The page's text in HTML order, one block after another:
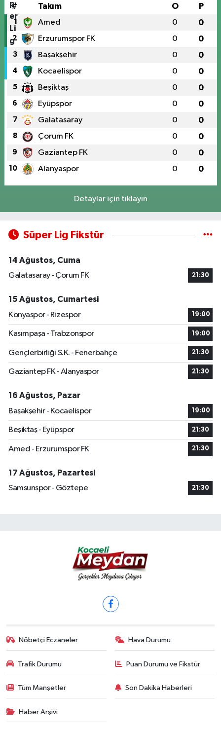
# Takım O P
1 Amed 0 0
2 Erzurumspor FK 0 0
3 Başakşehir 0 0
4 Kocaelispor 0 0
5 Beşiktaş 0 0
6 Eyüpspor 0 0
7 Galatasaray 0 0
8 Çorum FK 0 0
9 Gaziantep FK 0 0
10 Alanyaspor 0 0
Detaylar için tıklayın
Süper Lig Fikstür
14 Ağustos, Cuma
Galatasaray - Çorum FK
21:30
15 Ağustos, Cumartesi
Konyaspor - Rizespor
19:00
Kasımpaşa - Trabzonspor 19:00
Gençlerbirliği S.K. - Fenerbahçe 21:30
Gaziantep FK - Alanyaspor 21:30
16 Ağustos, Pazar
Başakşehir - Kocaelispor
19:00
Beşiktaş - Eyüpspor 21:30
Amed - Erzurumspor FK 21:30
17 Ağustos, Pazartesi
Samsunspor - Göztepe
21:30
Nöbetçi Eczaneler Hava Durumu
Trafik Durumu Puan Durumu ve Fikstür
Tüm Manşetler Son Dakika Haberleri
Haber Arşivi